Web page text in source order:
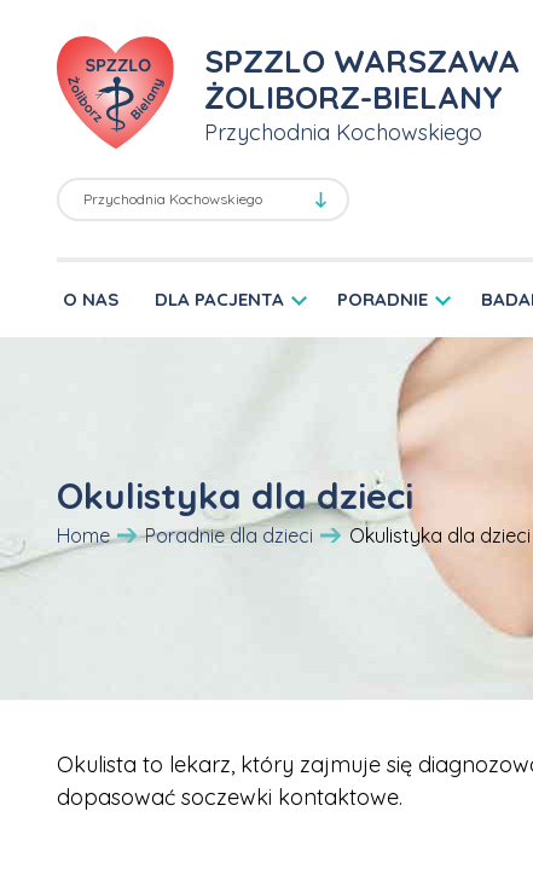
SPZZLO WARSZAWA
ŻOLIBORZ-BIELANY
Przychodnia Kochowskiego
O NAS DLA PACJENTA PORADNIE
Okulistyka dla dzieci
Home Poradnie dla dzieci Okulistyka dla dzieci
Okulista to lekarz, który zajmuje się
dopasować soczewki kontaktowe.